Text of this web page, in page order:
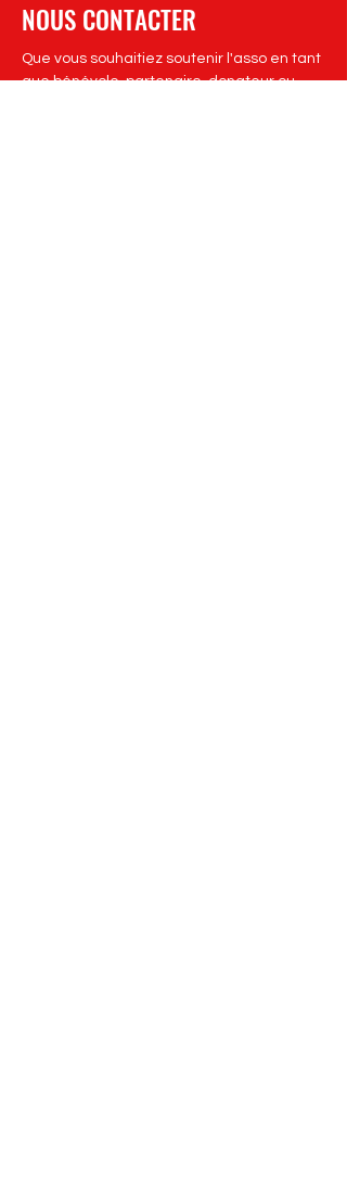
NOUS CONTACTER
Que vous souhaitiez soutenir l'asso en tant
que bénévole, partenaire, donateur ou